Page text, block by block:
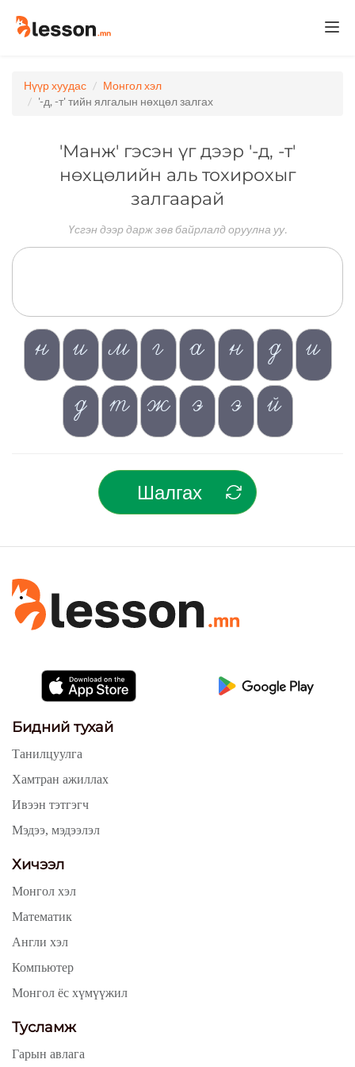
Нүүр хуудас
Монгол хэл
'-д, -т' тийн ялгалын нөхцөл залгах
'Манж' гэсэн үг дээр '-д, -т'
нөхцөлийн аль тохирохыг
залгаарай
Үсгэн дээр дарж зөв байрлалд оруулна уу.
н и м г а н д
и
д
т ж э э й
Шалгах
Бидний тухай
Танилцуулга
Хамтран ажиллах
Ивээн тэтгэгч
Мэдээ, мэдээлэл
Хичээл
Монгол хэл
Математик
Англи хэл
Компьютер
Монгол ёс хүмүүжил
Тусламж
Гарын авлага